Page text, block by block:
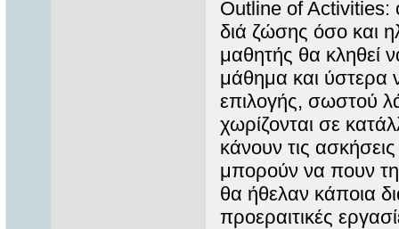
Outline of Activities:
διά ζώσης όσο και
μαθητής θα κληθεί
μάθημα και ύστερα
επιλογής, σωστού
χωρίζονται σε
κάνουν τις
μπορούν να πουν
θα ήθελαν κάποια
προεραιτικές